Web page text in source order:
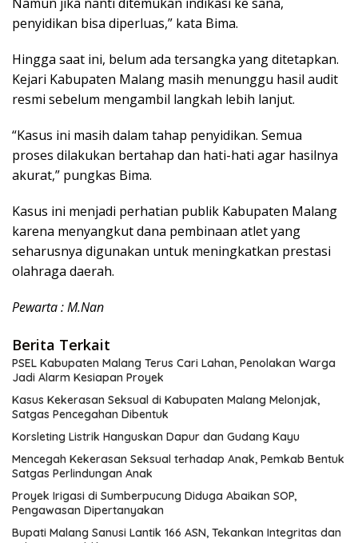
penyidikan bisa diperluas,” kata Bima.
Hingga saat ini, belum ada tersangka yang ditetapkan.
Kejari Kabupaten Malang masih menunggu hasil audit
resmi sebelum mengambil langkah lebih lanjut.
“Kasus ini masih dalam tahap penyidikan. Semua
proses dilakukan bertahap dan hati-hati agar hasilnya
akurat,” pungkas Bima.
Kasus ini menjadi perhatian publik Kabupaten Malang
karena menyangkut dana pembinaan atlet yang
seharusnya digunakan untuk meningkatkan prestasi
olahraga daerah.
Pewarta : M.Nan
Berita Terkait
PSEL Kabupaten Malang Terus Cari Lahan, Penolakan Warga
Jadi Alarm Kesiapan Proyek
Kasus Kekerasan Seksual di Kabupaten Malang Melonjak,
Satgas Pencegahan Dibentuk
Korsleting Listrik Hanguskan Dapur dan Gudang Kayu
Mencegah Kekerasan Seksual terhadap Anak, Pemkab Bentuk
Satgas Perlindungan Anak
Proyek Irigasi di Sumberpucung Diduga Abaikan SOP,
Pengawasan Dipertanyakan
Bupati Malang Sanusi Lantik 166 ASN, Tekankan Integritas dan